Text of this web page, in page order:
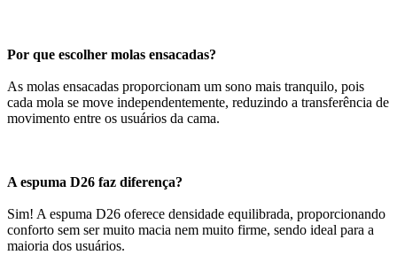
Por que escolher molas ensacadas?
As molas ensacadas proporcionam um sono mais tranquilo, pois
cada mola se move independentemente, reduzindo a transferência de
movimento entre os usuários da cama.
A espuma D26 faz diferença?
Sim! A espuma D26 oferece densidade equilibrada, proporcionando
conforto sem ser muito macia nem muito firme, sendo ideal para a
maioria dos usuários.